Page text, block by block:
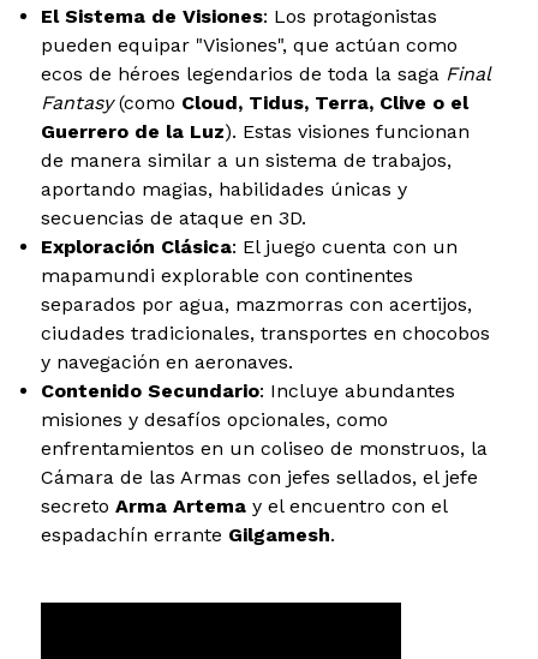
El Sistema de Visiones: Los protagonistas
pueden equipar "Visiones", que actúan como
ecos de héroes legendarios de toda la saga Final
Fantasy(como Cloud, Tidus, Terra, Clive o el
Guerrero de la Luz). Estas visiones funcionan
de manera similar a un sistema de trabajos,
aportando magias, habilidades únicas y
secuencias de ataque en 3D.
Exploración Clásica: El juego cuenta con un
mapamundi explorable con continentes
separados por agua, mazmorras con acertijos,
ciudades tradicionales, transportes en chocobos
y navegación en aeronaves.
Contenido Secundario: Incluye abundantes
misiones y desafíos opcionales, como
enfrentamientos en un coliseo de monstruos, la
Cámara de las Armas con jefes sellados, el jefe
secreto Arma Artemay el encuentro con el
espadachín errante Gilgamesh.